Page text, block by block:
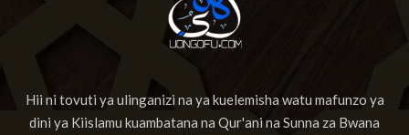
Hii ni tovuti ya ulinganizi na ya kuelemisha watu mafunzo ya
dini ya Kiislamu kuambatana na Qur'ani na Sunna za Bwana